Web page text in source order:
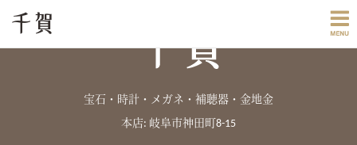
宝石・時計・メガネ・補聴器・金地金
本店: 岐阜市神田町8-15